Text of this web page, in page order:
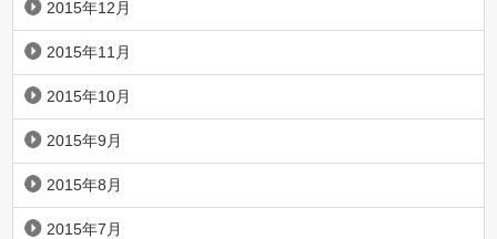
2015年12月
2015年11月
2015年10月
2015年9月
2015年8月
2015年7月